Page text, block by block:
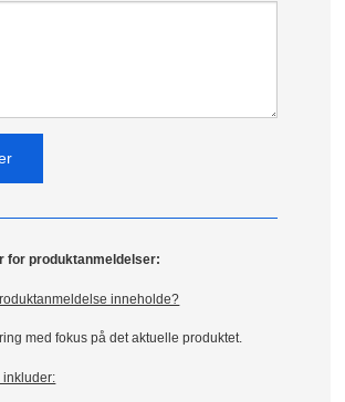
for produktanmeldelser:
inneholde?
med fokus på det aktuelle produktet.
inkluder: